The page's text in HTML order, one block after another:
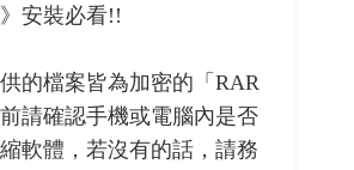
安裝必看!!
的檔案皆為加密的「RAR
請確認手機或電腦內是否
軟體，若沒有的話，請務